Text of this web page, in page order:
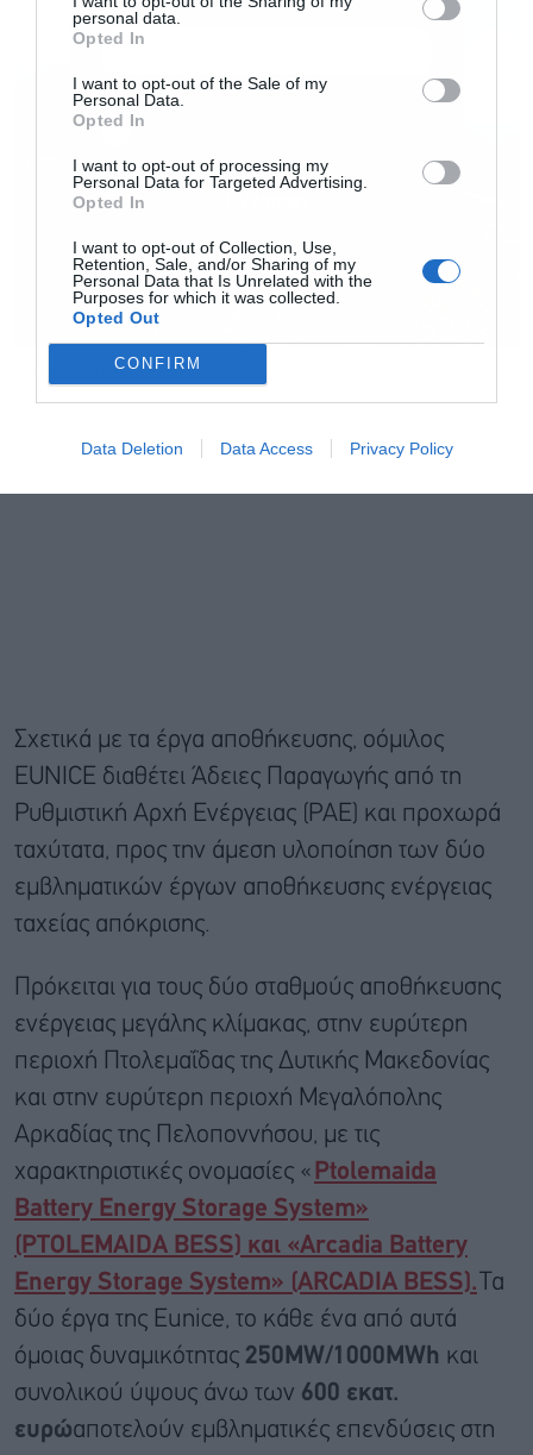
personal data.
Opted In
I want to opt-out of the Sale of my
Personal Data.
Opted In
I want to opt-out of processing my
Personal Data for Targeted Advertising.
Opted In
I want to opt-out of Collection, Use,
Retention, Sale, and/or Sharing of my
Personal Data that Is Unrelated with the
Purposes for which it was collected.
Opted Out
CONFIRM
Data Deletion Data Access Privacy Policy
Αιολικό πάρκο © Eunice
Σχετικά με τα έργα αποθήκευσης, oόμιλος
EUNICE διαθέτει Άδειες Παραγωγής από τη
Ρυθμιστική Αρχή Ενέργειας (ΡΑΕ) και προχωρά
ταχύτατα, προς την άμεση υλοποίηση των δύο
εμβληματικών έργων αποθήκευσης ενέργειας
ταχείας απόκρισης.
Πρόκειται για τους δύο σταθμούς αποθήκευσης
ενέργειας μεγάλης κλίμακας, στην ευρύτερη
περιοχή Πτολεμαΐδας της Δυτικής Μακεδονίας
και στην ευρύτερη περιοχή Μεγαλόπολης
Αρκαδίας της Πελοποννήσου, με τις
χαρακτηριστικές ονομασίες « Ptolemaida
Battery Energy Storage System»
(PTOLEMAIDA BESS) και «Arcadia Battery
Energy Storage System» (ARCADIA BESS).
Τα
δύο έργα της Eunice, το κάθε ένα από αυτά
όμοιας δυναμικότητας 250MW/1000MWh και
συνολικού ύψους άνω των 600 εκατ.
ευρώαποτελούν εμβληματικές επενδύσεις στη
Αποδέχομαι τους